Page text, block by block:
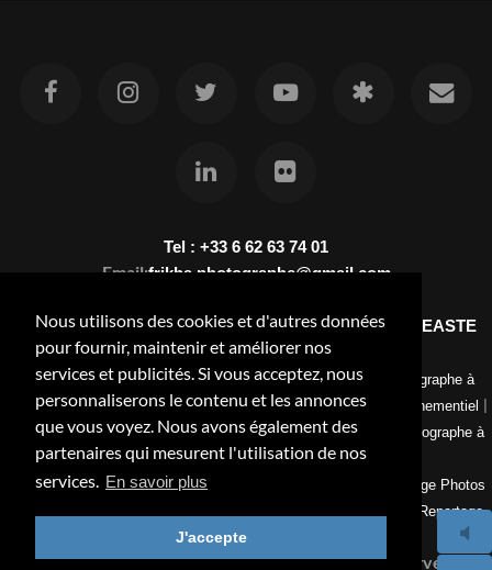
Nous utilisons des cookies et d'autres données
pour fournir, maintenir et améliorer nos
services et publicités. Si vous acceptez, nous
personnaliserons le contenu et les annonces
que vous voyez. Nous avons également des
partenaires qui mesurent l'utilisation de nos
services. En savoir plus
J'accepte
Tel : +33 6 62 63 74 01
Email:frikha.photographe@gmail.com
kfrikha.com - KHALED FRIKHA PHOTOGRAPHE VIDEASTE
LORRAINE NANCY
Photographe en Lorraine|Photographe à Nancy-Portrait
Photographe à
Nancy-Reportage Mariage|Photographe à Nancy-Reportage événementiel |
Photographe à Nancy-Reportage industriel|Photos nature
Photographe à
Nancy-Photographe culinaire
Vidéaste professionnel Nancy|Retouches Photos
Tarifs Reportage Photos
Photographe a Lorraine-Reportage
Hôtellerie:chambres, extérieur, réception et restaurants
© Copyright 2025 KHALED FRIKHA-All Rights Reserved